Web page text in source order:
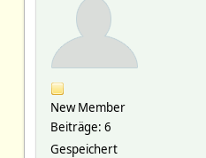
New Member
Beiträge: 6
Gespeichert